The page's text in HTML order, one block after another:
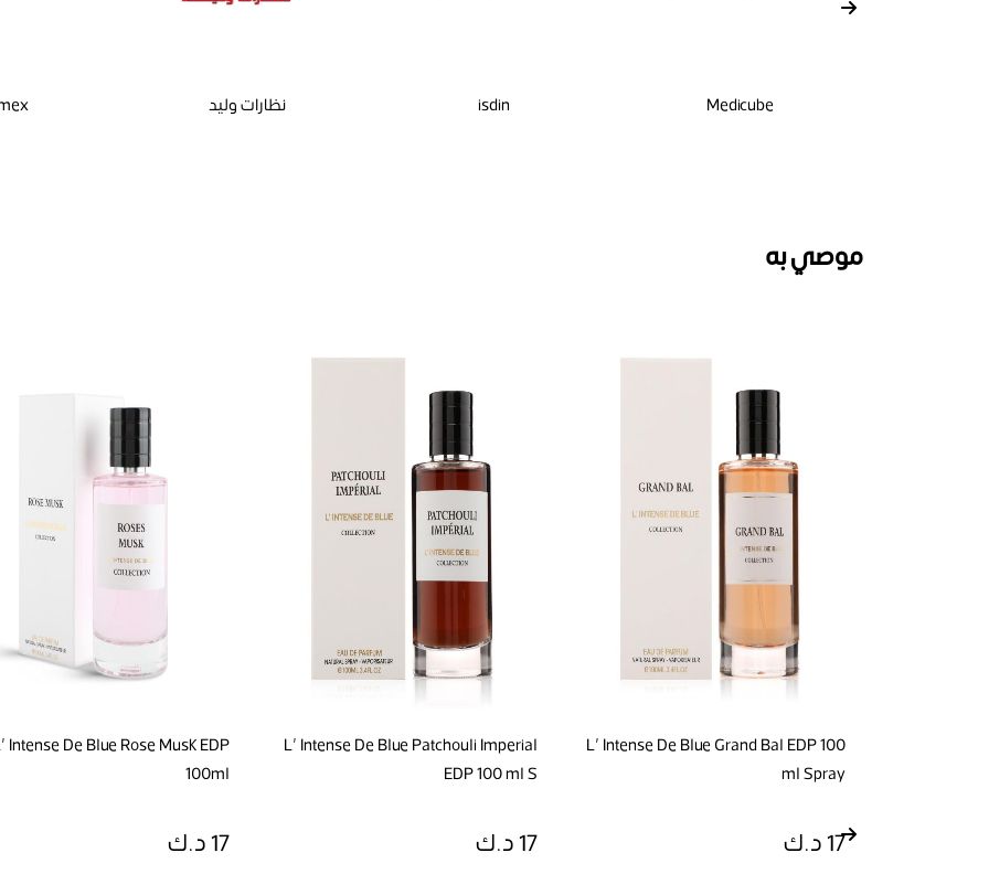
نظارات وليد isdin Medicube
موصي به
Intense De Blue Rose Musk EDP
100ml
17 د.ك
L' Intense De Blue Patchouli Imperial
EDP 100 ml S
17 د.ك
L' Intense De Blue Grand Bal EDP 100
ml Spray
17 د.ك